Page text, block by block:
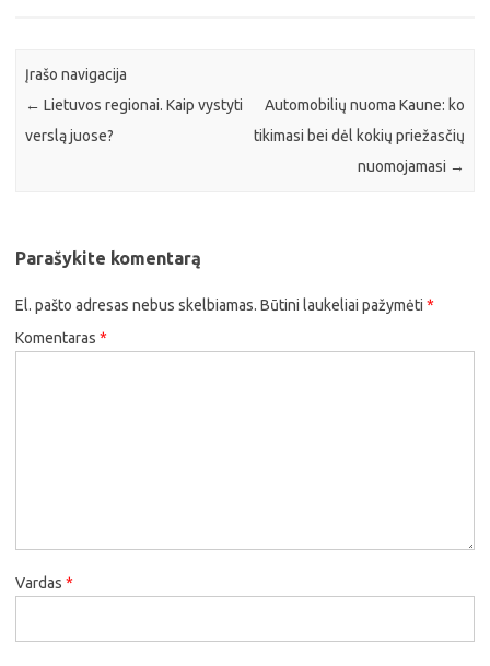
Įrašo navigacija
← Lietuvos regionai. Kaip vystyti
verslą juose?
Automobilių nuoma Kaune: ko
tikimasi bei dėl kokių priežasčių
nuomojamasi →
Parašykite komentarą
El. pašto adresas nebus skelbiamas. Būtini laukeliai pažymėti *
Komentaras *
Vardas *